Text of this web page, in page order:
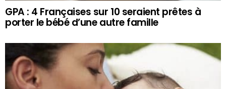
GPA : 4 Françaises sur 10 seraient prêtes à
porter le bébé d’une autre famille